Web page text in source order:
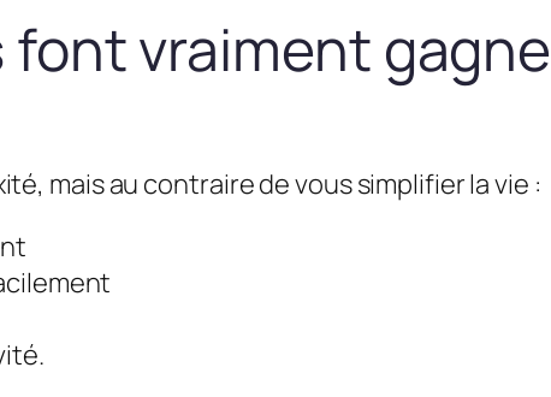
font vraiment
mais au contraire de vous simplifier la vie :